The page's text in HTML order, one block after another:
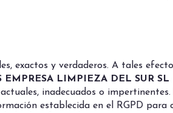
exactos y verdaderos. A tales
EMPRESA LIMPIEZA DEL SUR SL
inadecuados o impertinentes.
establecida en el RGPD para